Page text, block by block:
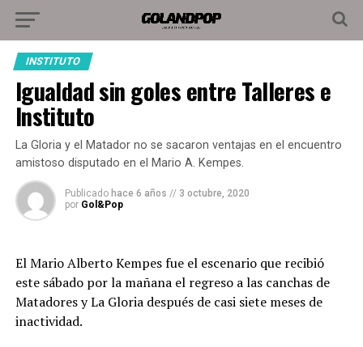
INSTITUTO
Igualdad sin goles entre Talleres e
Instituto
La Gloria y el Matador no se sacaron ventajas en el encuentro
amistoso disputado en el Mario A. Kempes.
Publicado hace 6 años // 3 octubre, 2020
por Gol&Pop
El Mario Alberto Kempes fue el escenario que recibió
este sábado por la mañana el regreso a las canchas de
Matadores y La Gloria después de casi siete meses de
inactividad.